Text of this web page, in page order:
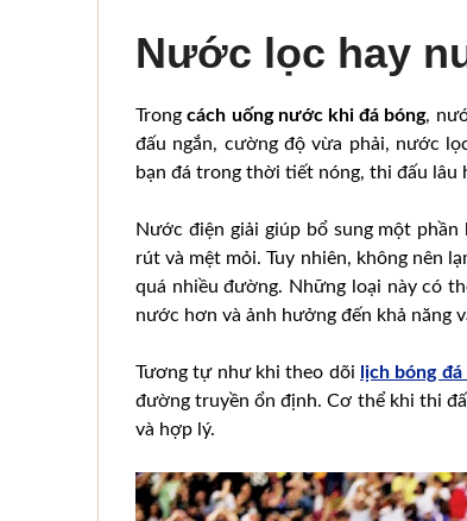
Nước lọc hay
Trongcách uống nước khi đá bóng,
đấu ngắn, cường độ vừa phải, nước
bạn đá trong thời tiết nóng, thi đấu
Nước điện giải giúp bổ sung một
rút và mệt mỏi. Tuy nhiên, không nên
quá nhiều đường. Những loại này có
nước hơn và ảnh hưởng đến khả năng
Tương tự như khi theo dõi lịch bóng
đường truyền ổn định. Cơ thể khi thi
và hợp lý.